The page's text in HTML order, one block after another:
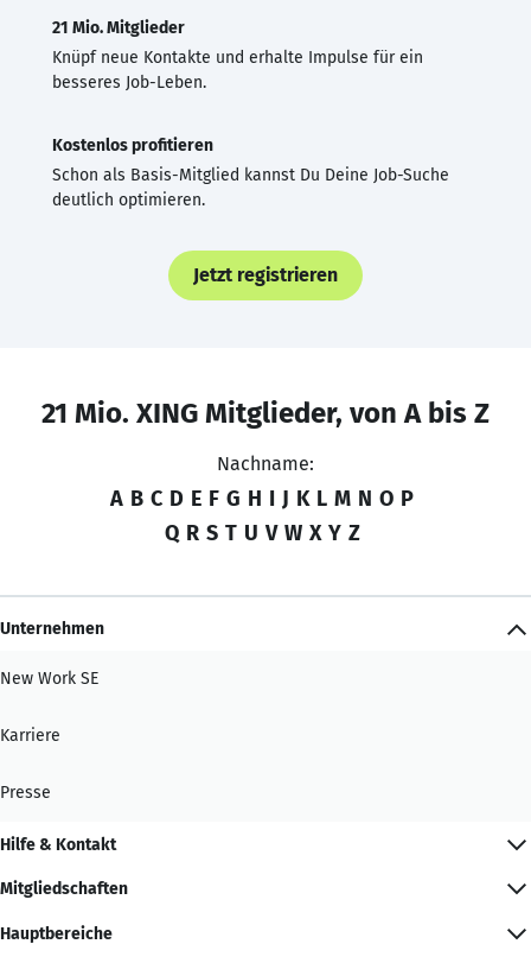
21 Mio. Mitglieder
Knüpf neue Kontakte und erhalte Impulse für ein
besseres Job-Leben.
Kostenlos profitieren
Schon als Basis-Mitglied kannst Du Deine Job-Suche
deutlich optimieren.
Jetzt registrieren
21 Mio. XING Mitglieder, von A bis Z
Nachname:
A B C D E F G H I J K L M N O P
Q R S T U V W X Y Z
Unternehmen
New Work SE
Karriere
Presse
Hilfe & Kontakt
Mitgliedschaften
Hauptbereiche